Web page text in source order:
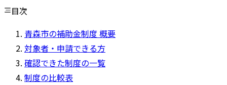
目次
青森市の補助金制度 概要
対象者・申請できる方
確認できた制度の一覧
制度の比較表